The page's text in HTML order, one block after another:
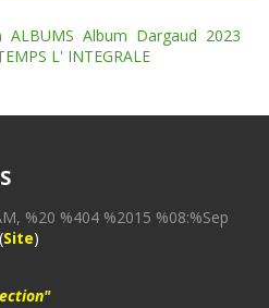
ALBUMS Album Dargaud 2023
L' INTEGRALE
%20 %404 %2015 %08:%Sep
(Site)